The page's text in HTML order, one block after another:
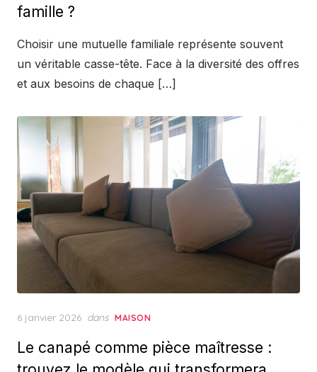
famille ?
Choisir une mutuelle familiale représente souvent
un véritable casse-tête. Face à la diversité des offres
et aux besoins de chaque […]
Posted
6 janvier 2026 dans MAISON
Le canapé comme pièce maîtresse :